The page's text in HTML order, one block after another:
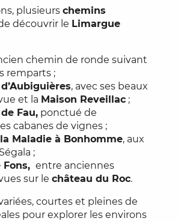
plusieurs chemins
découvrir le Limargue
chemin de ronde suivant
remparts ;
, avec ses beaux
et la Maison Reveillac ;
Fau, ponctué de
cabanes de vignes ;
Maladie à Bonhomme, aux
;
Fons, entre anciennes
sur le château du Roc.
courtes et pleines de
pour explorer les environs